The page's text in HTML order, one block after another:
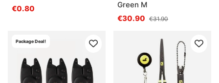
€0.80
Green M
€30.90 €31.90
Package Deal!